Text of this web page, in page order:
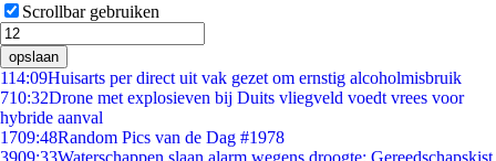
Scrollbar gebruiken
opslaan
114:09Huisarts per direct uit vak gezet om ernstig alcoholmisbruik
710:32Drone met explosieven bij Duits vliegveld voedt vrees voor
hybride aanval
1709:48Random Pics van de Dag #1978
3909:33Waterschappen slaan alarm wegens droogte: Gereedschapskist